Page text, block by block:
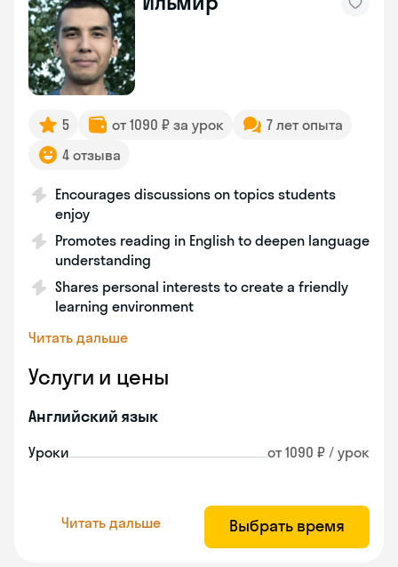
5 от 1090 ₽ за урок
7 лет опыта
4 отзыва
Encourages discussions on topics students
enjoy
Promotes reading in English to deepen language
understanding
Shares personal interests to create a friendly
learning environment
Читать дальше
Услуги и цены
Английский язык
Уроки от 1090 ₽ / урок
Читать дальше Выбрать время